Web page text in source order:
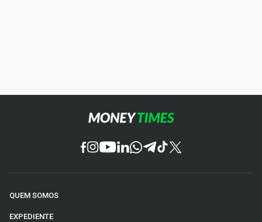
QUEM SOMOS
EXPEDIENTE